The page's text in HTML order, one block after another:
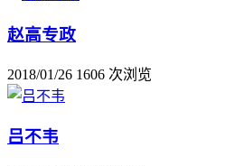
赵高专政
2018/01/26 1606 次浏览
吕不韦